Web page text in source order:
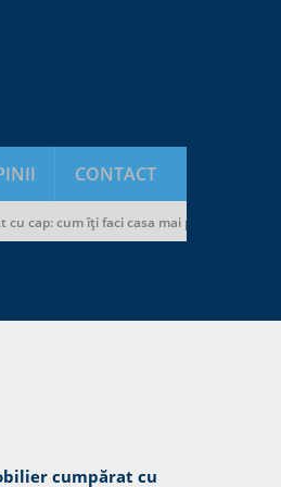
CONTACT
cum îți faci casa mai practică fără să-ți
cumpărat cu